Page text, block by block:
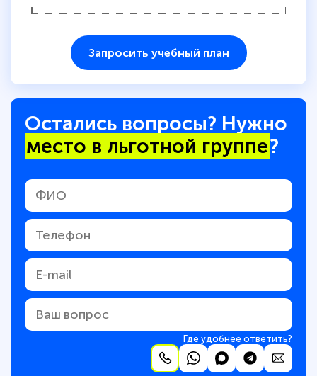
Запросить учебный план
Остались вопросы? Нужно
место в льготной группе?
Где удобнее ответить?